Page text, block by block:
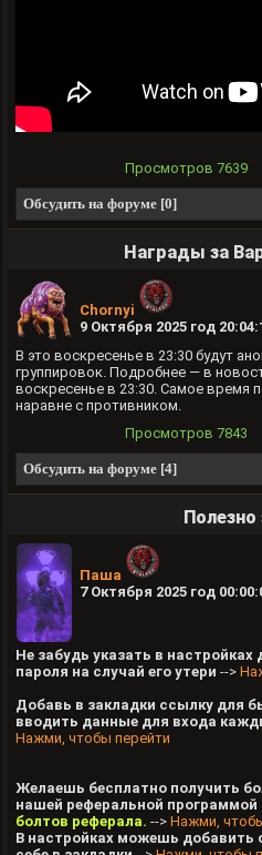
Просмотров 7639
Обсудить на форуме [0]
Награды за
Chornyi
9 Октября 2025 год
В это воскресенье в 23:30 будут
группировок. Подробнее — в
воскресенье в 23:30. Самое время
наравне с противником.
Просмотров 7843
Обсудить на форуме [4]
Полезно
Паша
7 Октября 2025 год
Не забудь указать в
пароля на случай его утери -->
Добавь в закладки ссылку для
вводить данные для входа
Нажми, чтобы перейти
Желаешь бесплатно получить
нашей реферальной программой
болтов реферала. --> Нажми,
В настройках можешь добавить